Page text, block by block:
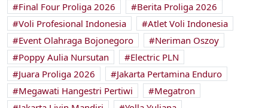
Final Four Proliga 2026
Berita Proliga 2026
Voli Profesional Indonesia
Atlet Voli Indonesia
Event Olahraga Bojonegoro
Neriman Oszoy
Poppy Aulia Nursutan
Electric PLN
Juara Proliga 2026
Jakarta Pertamina Enduro
Megawati Hangestri Pertiwi
Megatron